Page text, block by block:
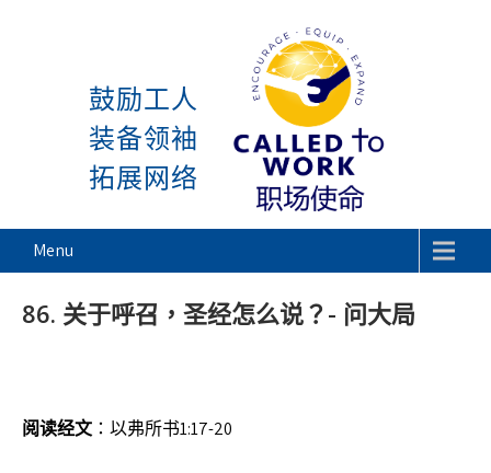
Called To Work
鼓励工人
装备领袖
拓展网络
Menu
86. 关于呼召，圣经怎么说？- 问大局
阅读经文 ：以弗所书1:17-20